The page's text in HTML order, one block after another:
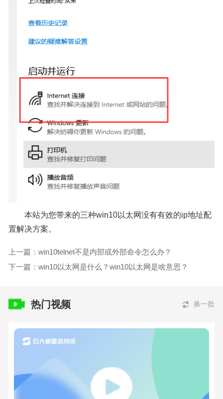
本站为您带来的三种win10以太网没有有效的ip地址配
置解决方案。
上一篇：win10telnet不是内部或外部命令怎么办？
下一篇：win10以太网是什么？win10以太网是啥意思？
热门视频 换一批